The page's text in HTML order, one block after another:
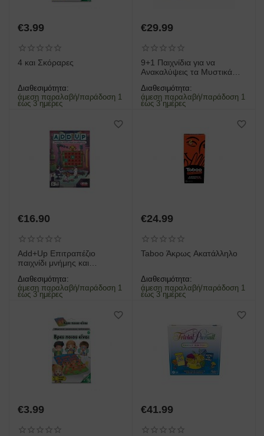
€3.99
4 και Σκόραρες
Διαθεσιμότητα:
άμεση παραλαβή/παράδοση 1
έως 3 ημέρες
€29.99
9+1 Παιχνίδια για να
Ανακαλύψεις τα Μυστικά
Πετρετζίκης
Διαθεσιμότητα:
άμεση παραλαβή/παράδοση 1
έως 3 ημέρες
€16.90
Add+Up Επιτραπέζιο
παιχνίδι μνήμης και
Διαθεσιμότητα:
άμεση παραλαβή/παράδοση 1
έως 3 ημέρες
€24.99
Taboo Άκρως Ακατάλληλο
Διαθεσιμότητα:
άμεση παραλαβή/παράδοση 1
έως 3 ημέρες
€3.99 €41.99